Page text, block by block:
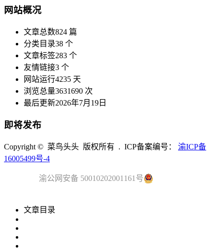
网站概况
文章总数824 篇
分类目录38 个
文章标签283 个
友情链接3 个
网站运行4235 天
浏览总量3631690 次
最后更新2026年7月19日
即将发布
Copyright © 菜鸟头头 版权所有 . ICP备案编号： 渝ICP备
16005499号-4
渝公网安备 50010202001161号
文章目录